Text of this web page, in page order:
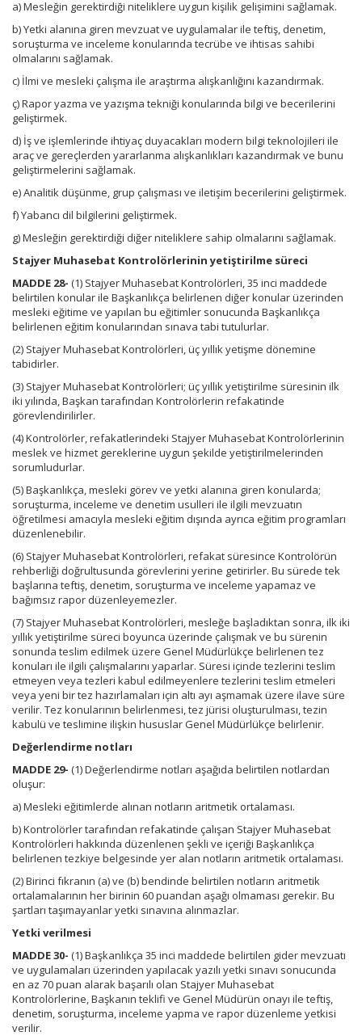
a) Mesleğin gerektirdiği niteliklere uygun kişilik gelişimini sağlamak.
b) Yetki alanına giren mevzuat ve uygulamalar ile teftiş, denetim,
soruşturma ve inceleme konularında tecrübe ve ihtisas sahibi
olmalarını sağlamak.
c) İlmi ve mesleki çalışma ile araştırma alışkanlığını kazandırmak.
ç) Rapor yazma ve yazışma tekniği konularında bilgi ve becerilerini
geliştirmek.
d) İş ve işlemlerinde ihtiyaç duyacakları modern bilgi teknolojileri ile
araç ve gereçlerden yararlanma alışkanlıkları kazandırmak ve bunu
geliştirmelerini sağlamak.
e) Analitik düşünme, grup çalışması ve iletişim becerilerini geliştirmek.
f) Yabancı dil bilgilerini geliştirmek.
g) Mesleğin gerektirdiği diğer niteliklere sahip olmalarını sağlamak.
Stajyer Muhasebat Kontrolörlerinin yetiştirilme süreci
MADDE 28- (1) Stajyer Muhasebat Kontrolörleri, 35 inci maddede
belirtilen konular ile Başkanlıkça belirlenen diğer konular üzerinden
mesleki eğitime ve yapılan bu eğitimler sonucunda Başkanlıkça
belirlenen eğitim konularından sınava tabi tutulurlar.
(2) Stajyer Muhasebat Kontrolörleri, üç yıllık yetişme dönemine
tabidirler.
(3) Stajyer Muhasebat Kontrolörleri; üç yıllık yetiştirilme süresinin ilk
iki yılında, Başkan tarafından Kontrolörlerin refakatinde
görevlendirilirler.
(4) Kontrolörler, refakatlerindeki Stajyer Muhasebat Kontrolörlerinin
meslek ve hizmet gereklerine uygun şekilde yetiştirilmelerinden
sorumludurlar.
(5) Başkanlıkça, mesleki görev ve yetki alanına giren konularda;
soruşturma, inceleme ve denetim usulleri ile ilgili mevzuatın
öğretilmesi amacıyla mesleki eğitim dışında ayrıca eğitim programları
düzenlenebilir.
(6) Stajyer Muhasebat Kontrolörleri, refakat süresince Kontrolörün
rehberliği doğrultusunda görevlerini yerine getirirler. Bu sürede tek
başlarına teftiş, denetim, soruşturma ve inceleme yapamaz ve
bağımsız rapor düzenleyemezler.
(7) Stajyer Muhasebat Kontrolörleri, mesleğe başladıktan sonra, ilk iki
yıllık yetiştirilme süreci boyunca üzerinde çalışmak ve bu sürenin
sonunda teslim edilmek üzere Genel Müdürlükçe belirlenen tez
konuları ile ilgili çalışmalarını yaparlar. Süresi içinde tezlerini teslim
etmeyen veya tezleri kabul edilmeyenlere tezlerini teslim etmeleri
veya yeni bir tez hazırlamaları için altı ayı aşmamak üzere ilave süre
verilir. Tez konularının belirlenmesi, tez jürisi oluşturulması, tezin
kabulü ve teslimine ilişkin hususlar Genel Müdürlükçe belirlenir.
Değerlendirme notları
MADDE 29- (1) Değerlendirme notları aşağıda belirtilen notlardan
oluşur:
a) Mesleki eğitimlerde alınan notların aritmetik ortalaması.
b) Kontrolörler tarafından refakatinde çalışan Stajyer Muhasebat
Kontrolörleri hakkında düzenlenen şekli ve içeriği Başkanlıkça
belirlenen tezkiye belgesinde yer alan notların aritmetik ortalaması.
(2) Birinci fıkranın (a) ve (b) bendinde belirtilen notların aritmetik
ortalamalarının her birinin 60 puandan aşağı olmaması gerekir. Bu
şartları taşımayanlar yetki sınavına alınmazlar.
Yetki verilmesi
MADDE 30- (1) Başkanlıkça 35 inci maddede belirtilen gider mevzuatı
ve uygulamaları üzerinden yapılacak yazılı yetki sınavı sonucunda
en az 70 puan alarak başarılı olan Stajyer Muhasebat
Kontrolörlerine, Başkanın teklifi ve Genel Müdürün onayı ile teftiş,
denetim, soruşturma, inceleme yapma ve rapor düzenleme yetkisi
verilir.